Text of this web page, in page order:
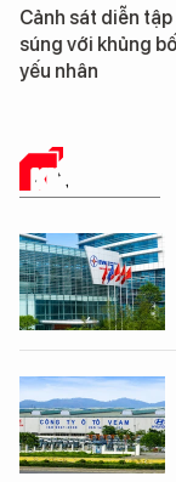
Cảnh sát diễn
súng với khủng
yếu nhân
KINH TẾ SỐ